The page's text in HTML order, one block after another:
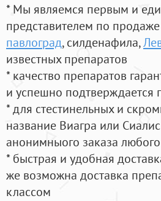
* Мы являемся первым и
представителем по
павлоград, силденафила,
известных препаратов
* качество препаратов
и успешно подтверждается
* для стестинельных и
название Виагра или
анонимныого заказа
* быстрая и удобная
же возможна доставка
классом